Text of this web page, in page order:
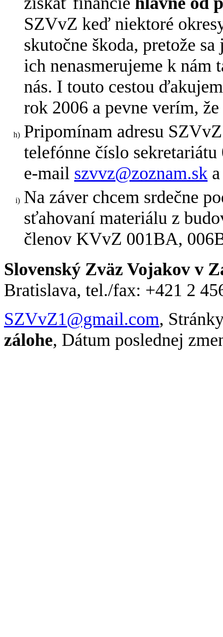
SZVvZ keď niektoré
skutočne škoda, pretože
ich nenasmerujeme k
nás. I touto cestou
rok 2006 a pevne verím,
Pripomínam adresu
telefónne číslo
e-mail szvvz@zoznam.sk
Na záver chcem srdečne
sťahovaní materiálu z
členov KVvZ 001BA,
Slovenský Zväz Vojakov v
Bratislava, tel./fax: +421 2
SZVvZ1@gmail.com,
zálohe, Dátum poslednej